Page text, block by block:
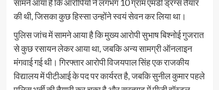
सामने आया है कि आरोपियों ने लगभग 10 ग्राम एमडी ड्रग्स तैयार
की थी, जिसका कुछ हिस्सा उन्होंने स्वयं सेवन कर लिया था।
पुलिस जांच में सामने आया है कि मुख्य आरोपी सुभाष बिश्नोई गुजरात
से कुछ रसायन लेकर आया था, जबकि अन्य सामग्री ऑनलाइन
मंगवाई गई थी। गिरफ्तार आरोपी विजयपाल सिंह एक राजकीय
विद्यालय में पीटीआई के पद पर कार्यरत है, जबकि सुनील कुमार पहले